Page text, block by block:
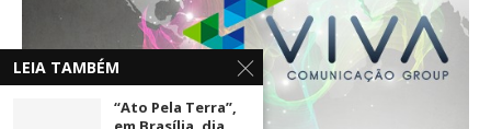
LEIA TAMBÉM
“Ato Pela Terra”,